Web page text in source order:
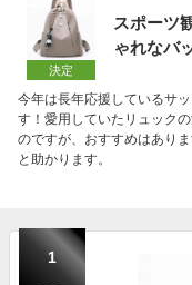
決定
スポーツ
ゃれなバ
今年は長年応援しているサ
す！愛用していたリュック
のですが、おすすめはあり
と助かります。
1